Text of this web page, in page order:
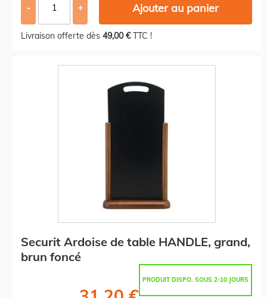
- + Ajouter au panier
Livraison offerte dès 49,00 €TTC !
Securit Ardoise de table HANDLE, grand,
brun foncé
PRODUIT DISPO. SOUS 2-10 JOURS